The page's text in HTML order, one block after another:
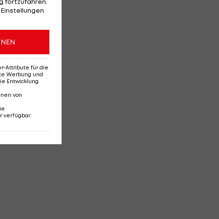
Attribute für die
Werbung und
Entwicklung
von
verfügbar: